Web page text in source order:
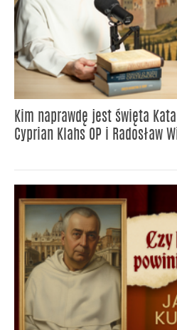
Kim naprawdę jest święta
Cyprian Klahs OP i Radosław